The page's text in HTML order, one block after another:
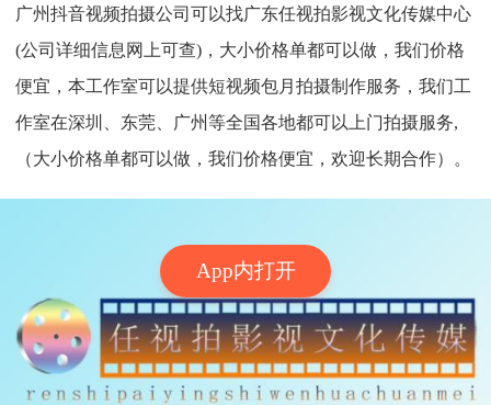
App内打开
广州抖音视频拍摄公司可以找广东任视拍影视文化传媒中心
(公司详细信息网上可查)，大小价格单都可以做，我们价格
便宜，本工作室可以提供短视频包月拍摄制作服务，我们工
作室在深圳、东莞、广州等全国各地都可以上门拍摄服务,
（大小价格单都可以做，我们价格便宜，欢迎长期合作）。